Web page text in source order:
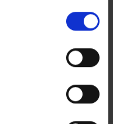
CAPITALES ESPAÑOLAS